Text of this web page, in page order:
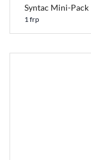
Syntac Mini-Pack
1 frp